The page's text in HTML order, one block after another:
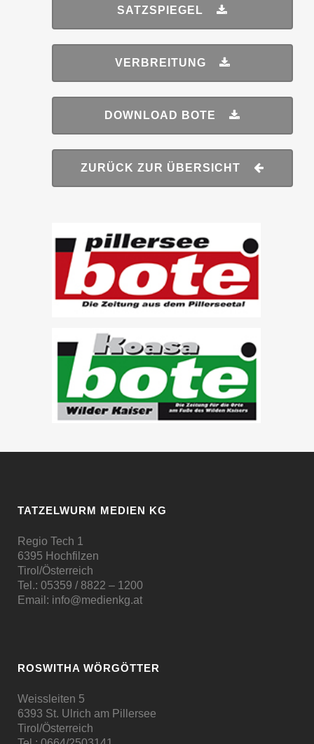
SATZSPIEGEL
VERBREITUNG
DOWNLOAD BOTE
ZURÜCK ZUR ÜBERSICHT
TATZELWURM MEDIEN KG
Regio Tech 1
6395 Hochfilzen
Tirol/Österreich
Tel.: 05359 / 8822 – 1200
Email: info@medienkg.at
ROSWITHA WÖRGÖTTER
Weissleiten 5
6393 St. Ulrich am Pillersee
Tirol/Österreich